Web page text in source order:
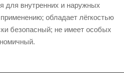
для внутренних и наружных
обладает лёгкостью
безопасный; не имеет особых